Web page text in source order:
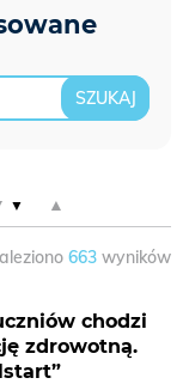
▲
663 wyników
chodzi
zdrowotną.